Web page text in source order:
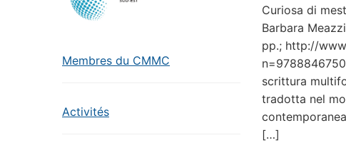
Membres du CMMC
Activités
Curiosa di
Barbara
pp.; http://
scrittura
tradotta nel
[…]